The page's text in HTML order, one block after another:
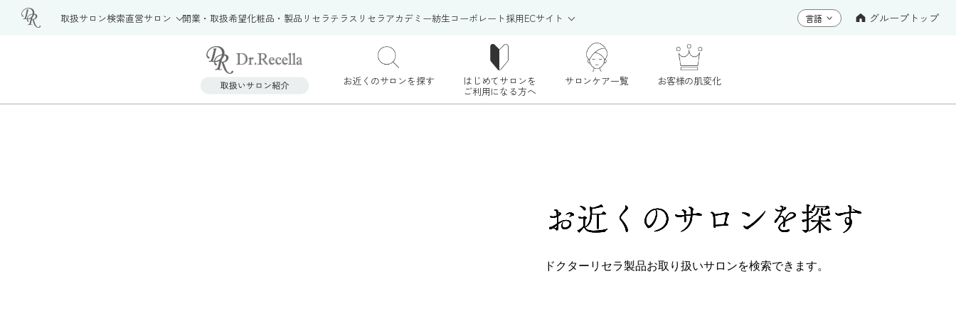
取扱サロン検索直営サロン 開業・取扱希望化粧品・製品 リセラテラス リセラアカデミー紡生コーポレート採用ECサイト グループトップ
お近くのサロンを探す はじめてサロンを
ご利用になる方へ
サロンケア一覧 お客様の肌変化
お近くの サロンを探す
ドクターリセラ製品お取り扱いサロンを検索できます。